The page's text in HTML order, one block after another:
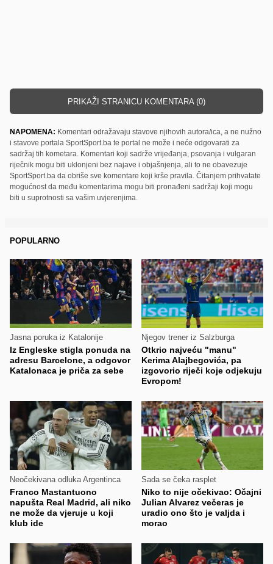
PRIKAŽI STRANICU KOMENTARA (0)
NAPOMENA: Komentari odražavaju stavove njihovih autora/ica, a ne nužno
i stavove portala SportSport.ba te portal ne može i neće odgovarati za
sadržaj tih kometara. Komentari koji sadrže vrijeđanja, psovanja i vulgaran
riječnik mogu biti uklonjeni bez najave i objašnjenja, ali to ne obavezuje
SportSport.ba da obriše sve komentare koji krše pravila. Čitanjem prihvatate
mogućnost da među komentarima mogu biti pronađeni sadržaji koji mogu
biti u suprotnosti sa vašim uvjerenjima.
POPULARNO
Jasna poruka iz Katalonije
Iz Engleske stigla ponuda na
adresu Barcelone, a odgovor
Katalonaca je priča za sebe
Njegov trener iz Salzburga
Otkrio najveću "manu"
Kerima Alajbegovića, pa
izgovorio riječi koje odjekuju
Evropom!
Neočekivana odluka Argentinca
Franco Mastantuono
napušta Real Madrid, ali niko
ne može da vjeruje u koji
klub ide
Sada se čeka rasplet
Niko to nije očekivao: Očajni
Julian Alvarez večeras je
uradio ono što je valjda i
morao